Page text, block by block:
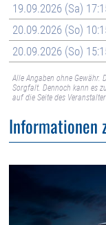
19.09.2026 (Sa)
20.09.2026 (So)
20.09.2026 (So)
Alle Angaben ohne
Sorgfalt. Dennoch kann es
auf die Seite des
Informationen